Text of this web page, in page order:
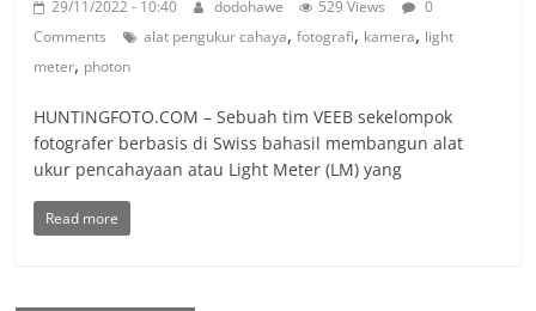
29/11/2022 - 10:40 dodohawe 529 Views
0
Comments
alat pengukur cahaya,fotografi, kamera, light
meter, photon
HUNTINGFOTO.COM – Sebuah tim VEEB sekelompok
fotografer berbasis di Swiss bahasil membangun alat
ukur pencahayaan atau Light Meter (LM) yang
Read more